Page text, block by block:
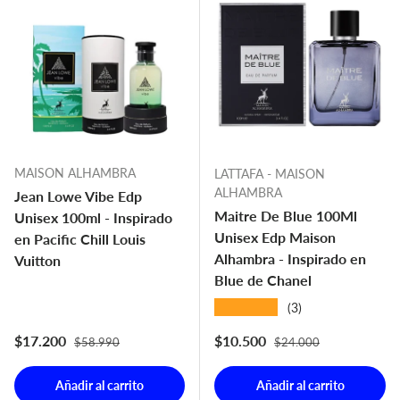
MAISON ALHAMBRA
Jean Lowe Vibe Edp
Unisex 100ml - Inspirado
en Pacific Chill Louis
Vuitton
Precio de venta
$17.200 Precio normal
$58.990
Añadir al carrito
LATTAFA - MAISON
ALHAMBRA
Maitre De Blue 100Ml
Unisex Edp Maison
Alhambra - Inspirado en
Blue de Chanel
(3)
Precio de venta
$10.500 Precio normal
$24.000
Añadir al carrito